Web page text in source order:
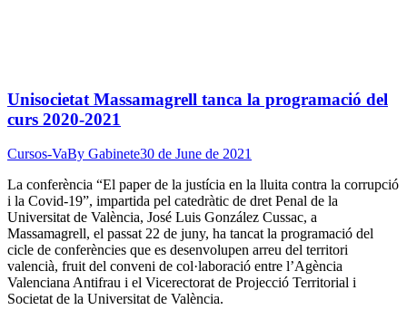
Unisocietat Massamagrell tanca la programació del
curs 2020-2021
Cursos-VaBy Gabinete30 de June de 2021
La conferència “El paper de la justícia en la lluita contra la corrupció
i la Covid-19”, impartida pel catedràtic de dret Penal de la
Universitat de València, José Luis González Cussac, a
Massamagrell, el passat 22 de juny, ha tancat la programació del
cicle de conferències que es desenvolupen arreu del territori
valencià, fruit del conveni de col·laboració entre l’Agència
Valenciana Antifrau i el Vicerectorat de Projecció Territorial i
Societat de la Universitat de València.